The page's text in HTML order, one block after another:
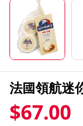
法國領航迷
$67.00